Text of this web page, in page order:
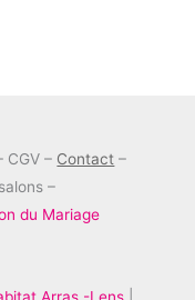
CGV – Contact –
–
du Mariage